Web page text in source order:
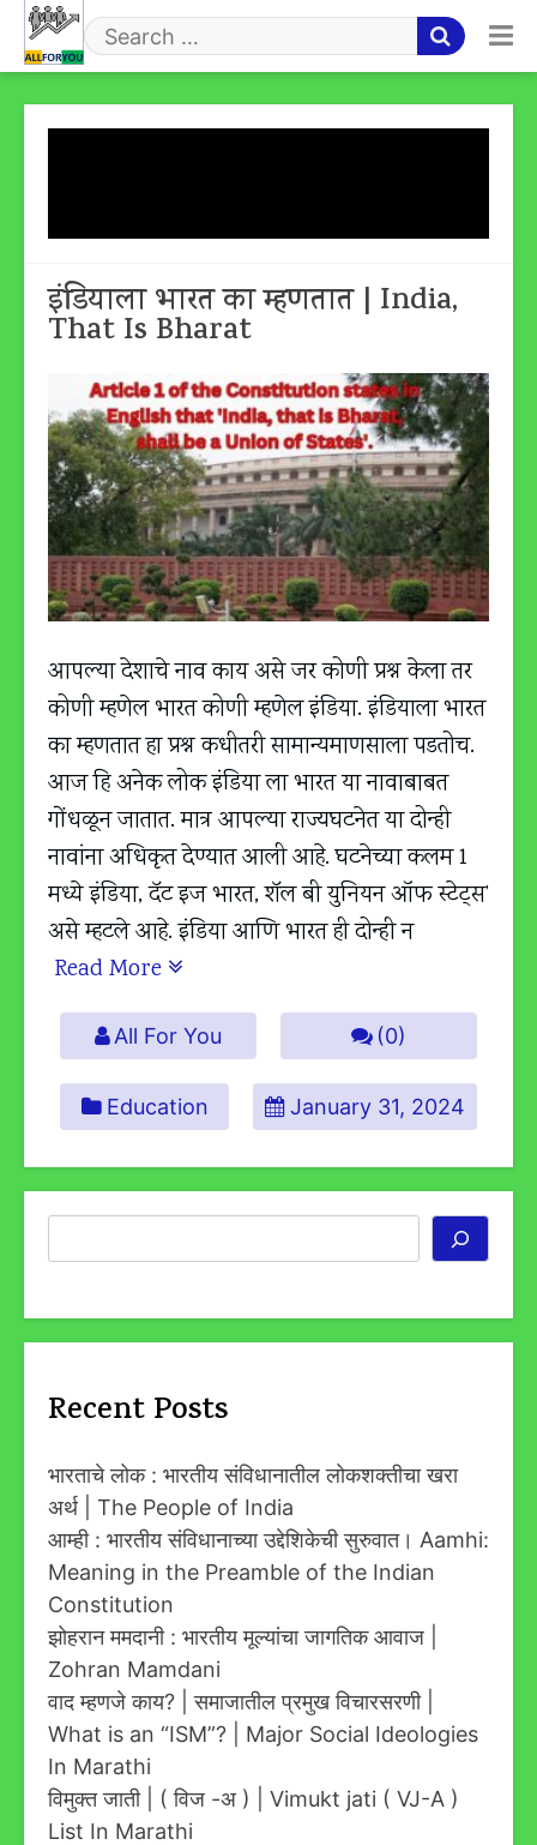
Skip
content
Search
इंडियाला भारत का म्हणतात | India,
That Is Bharat
आपल्या देशाचे नाव काय असे जर कोणी प्रश्न केला तर
कोणी म्हणेल भारत कोणी म्हणेल इंडिया. इंडियाला भारत
का म्हणतात हा प्रश्न कधीतरी सामान्यमाणसाला पडतोच.
आज हि अनेक लोक इंडिया ला भारत या नावाबाबत
गोंधळून जातात. मात्र आपल्या राज्यघटनेत या दोन्ही
नावांना अधिकृत देण्यात आली आहे. घटनेच्या कलम 1
मध्ये इंडिया, दॅट इज भारत, शॅल बी युनियन ऑफ स्टेट्स’
असे म्हटले आहे. इंडिया आणि भारत ही दोन्ही न
Read More
All For You (0)
Education January 31, 2024
Recent Posts
भारताचे लोक : भारतीय संविधानातील लोकशक्तीचा खरा
अर्थ | The People of India
आम्ही : भारतीय संविधानाच्या उद्देशिकेची सुरुवात। Aamhi:
Meaning in the Preamble of the Indian
Constitution
झोहरान ममदानी : भारतीय मूल्यांचा जागतिक आवाज |
Zohran Mamdani
वाद म्हणजे काय? | समाजातील प्रमुख विचारसरणी |
What is an “ISM”? | Major Social Ideologies
In Marathi
विमुक्त जाती | ( विज -अ ) | Vimukt jati ( VJ-A )
List In Marathi